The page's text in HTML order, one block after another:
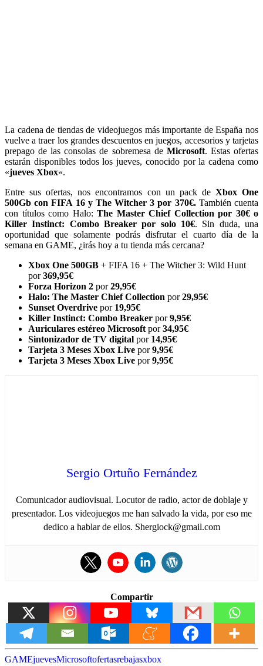
La cadena de tiendas de videojuegos más importante de España nos
vuelve a traer los grandes descuentos en juegos, accesorios y tarjetas
prepago de las consolas de sobremesa deMicrosoft. Estas ofertas
estarán disponibles todos los jueves, conocido por la cadena como
«jueves Xbox«.
Entre sus ofertas, nos encontramos con un pack de Xbox One
500Gb con FIFA 16 y The Witcher 3 por 370€.También cuenta
con títulos como Halo: The Master Chief Collection por 30€ o
Killer Instinct: Combo Breaker por solo 10€. Sin duda, una
oportunidad que solamente podrás disfrutar el cuarto día de la
semana en GAME, ¿irás hoy a tu tienda más cercana?
Xbox One 500GB + FIFA 16 + The Witcher 3: Wild Hunt
por369,95€
Forza Horizon 2 por29,95€
Halo: The Master Chief Collection por29,95€
Sunset Overdrive por 19,95€
Killer Instinct: Combo Breaker por9,95€
Auriculares estéreo Microsoft por34,95€
Sintonizador de TV digital por 14,95€
Tarjeta 3 Meses Xbox Live por9,95€
Tarjeta 3 Meses Xbox Live por9,95€
Sergio Ortuño Fernández
Comunicador audiovisual. Locutor de radio, actor de doblaje y
presentador. Los videojuegos me han salvado la vida, por eso me
dedico a hablar de ellos. Shergiock@gmail.com
Compartir
GAMEjuevesMicrosoftofertasrebajasxbox